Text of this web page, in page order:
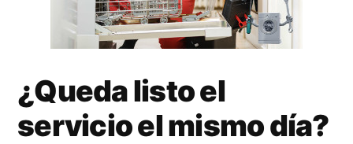
¿Queda listo el
servicio el mismo día?